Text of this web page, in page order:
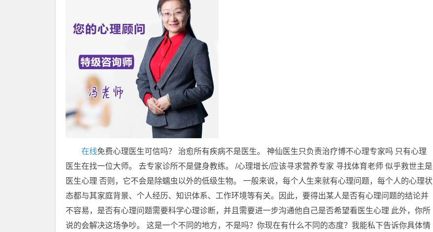
在线免费心理医生可信吗？ 治愈所有疾病不是医生。 神仙医生只负责治疗博不心理专家吗 只有心理
医生在找一位大师。 去专家诊所不是健身教练。 /心理增长/应该寻求营养专家 寻找体育老师 似乎救世主是
医生心理 否则，它不会是除蠕虫以外的低级生物。 一般来说，每个人生来就有心理问题，每个人的心理状
态都与其家庭背景、个人经历、知识体系、工作环境等有关。因此，要得出某人是否有心理问题的结论并
不容易，是否有心理问题需要科学心理诊断，并且需要进一步沟通他自己是否希望看医生心理 此外，你所
说的会解决这场争吵。 这是一个不同的地方，不是吗？你现在有什么不同的态度？我能私下告诉你具体情